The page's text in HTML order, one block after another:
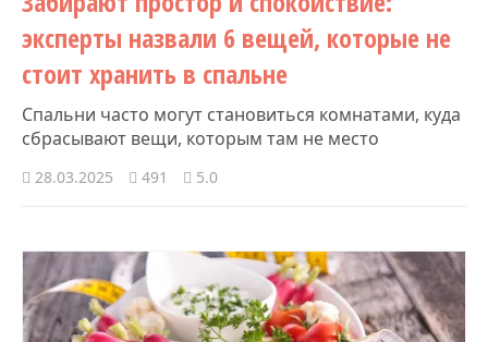
эксперты назвали 6 вещей, которые не
стоит хранить в спальне
Спальни часто могут становиться комнатами, куда
сбрасывают вещи, которым там не место
28.03.2025 491 5.0